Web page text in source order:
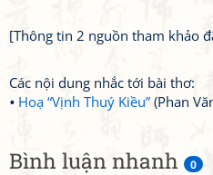
Bình luận nhanh 0
[Thông tin 2 nguồn tham khảo
Các nội dung nhắc tới bài thơ:
Hoạ “Vịnh Thuý Kiều” (Phan